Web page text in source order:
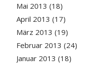
Mai 2013 (18)
April 2013 (17)
März 2013 (19)
Februar 2013 (24)
Januar 2013 (18)